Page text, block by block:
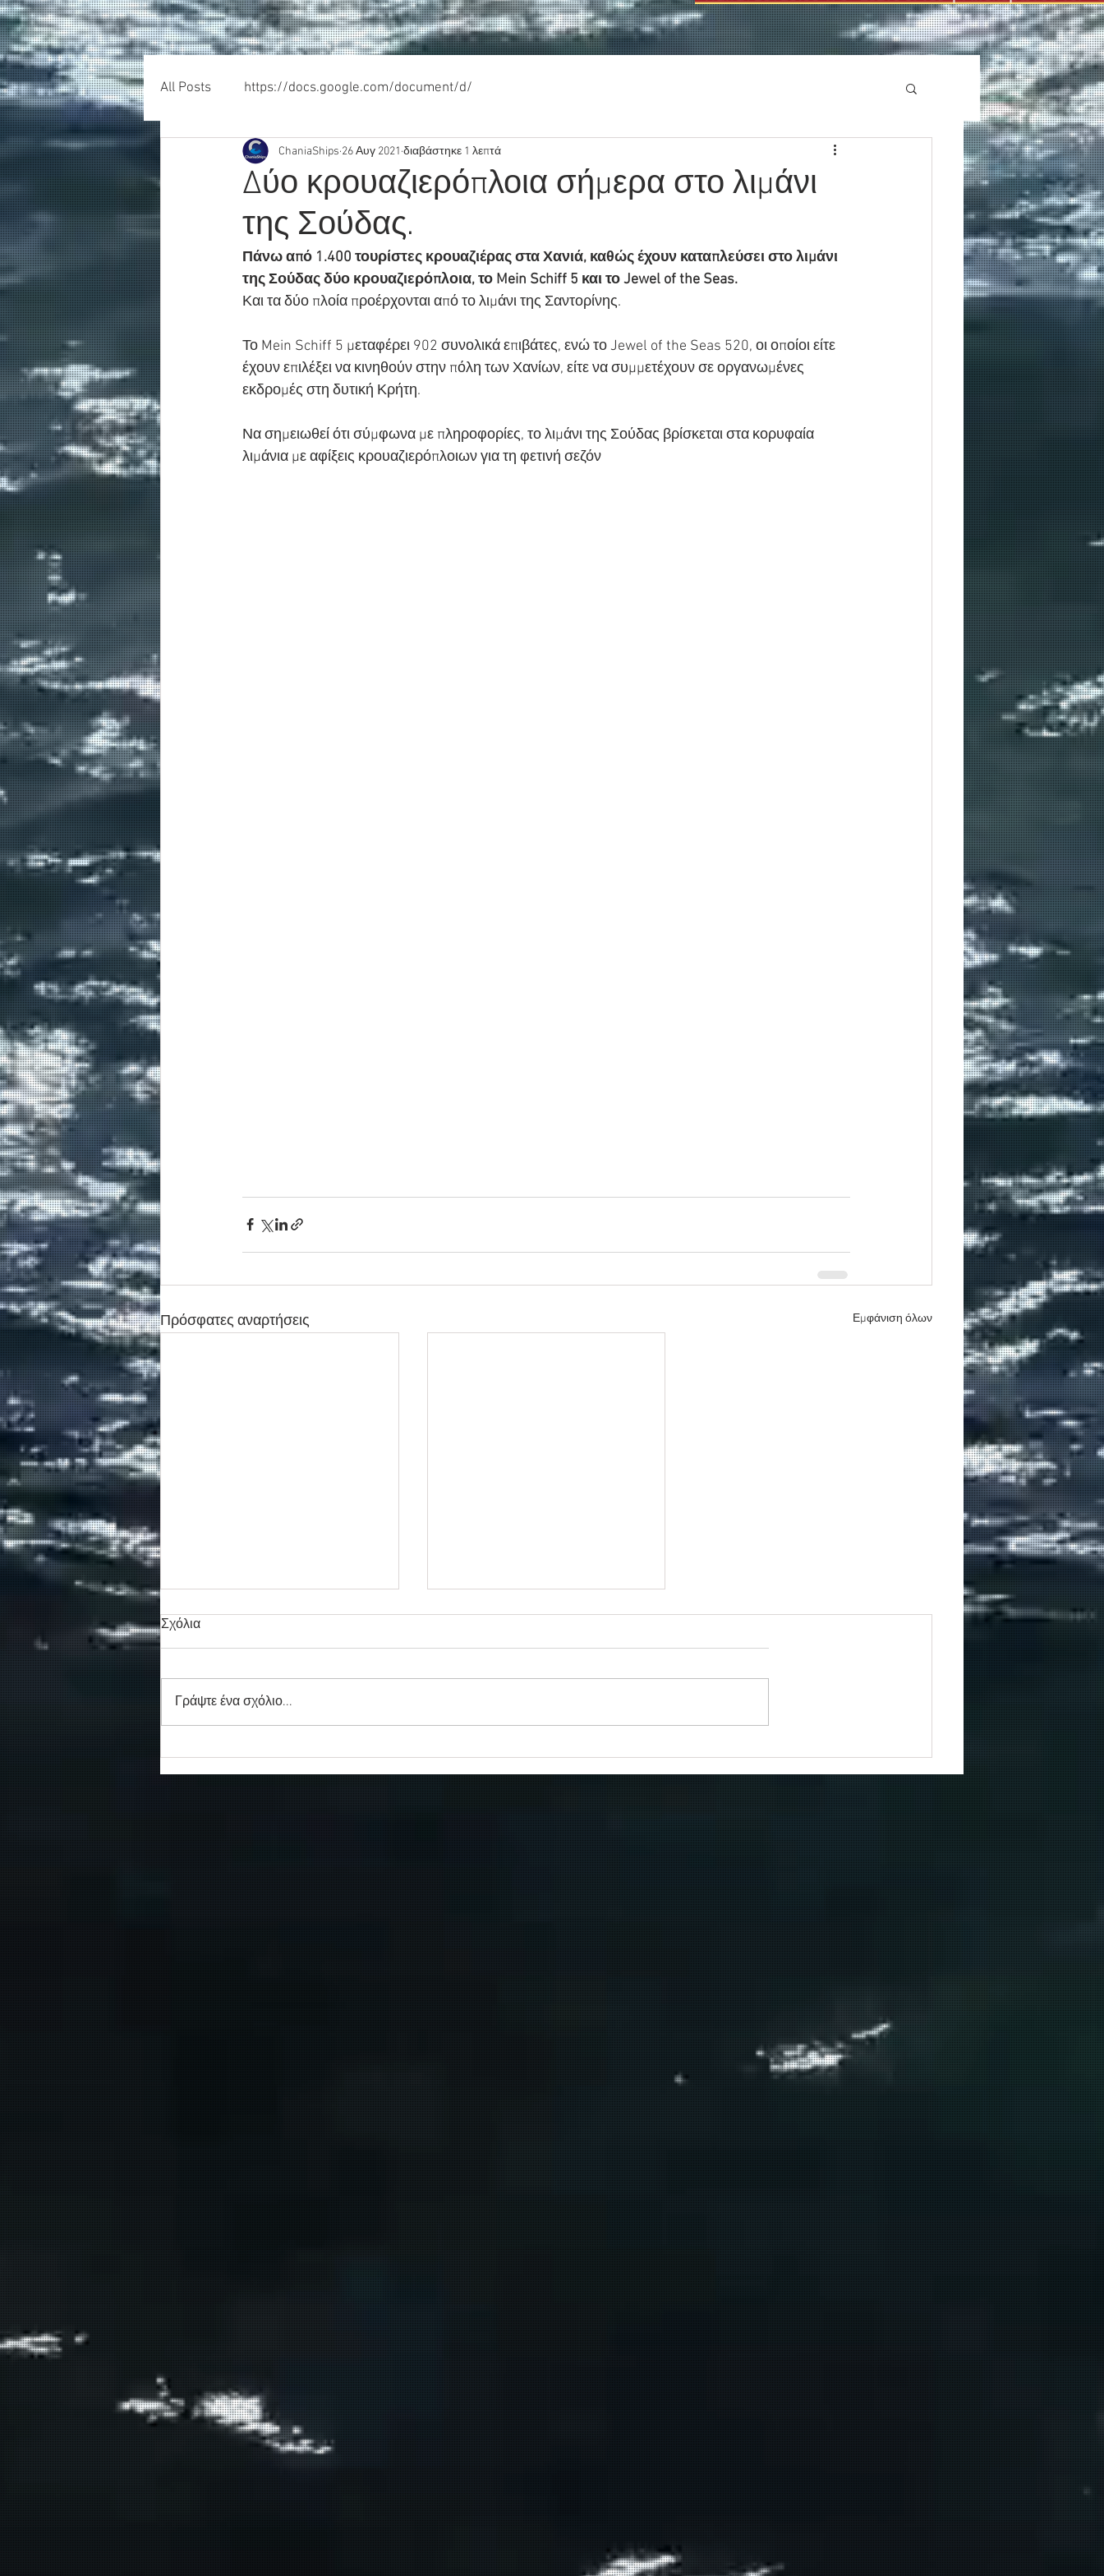
All Posts https://docs.google.com/document/d/
Δύο κρουαζιερόπλοια σήμερα στο λιμάνι
της Σούδας.
ChaniaShips 26 Αυγ 2021 διαβάστηκε 1 λεπτά
Πάνω από 1.400 τουρίστες κρουαζιέρας στα Χανιά, καθώς έχουν καταπλεύσει στο λιμάνι
της Σούδας δύο κρουαζιερόπλοια, το Mein Schiff 5 και το Jewel of the Seas.
Και τα δύο πλοία προέρχονται από το λιμάνι της Σαντορίνης.
Το Mein Schiff 5 μεταφέρει 902 συνολικά επιβάτες, ενώ το Jewel of the Seas 520, οι οποίοι είτε
έχουν επιλέξει να κινηθούν στην πόλη των Χανίων, είτε να συμμετέχουν σε οργανωμένες
εκδρομές στη δυτική Κρήτη.
Να σημειωθεί ότι σύμφωνα με πληροφορίες, το λιμάνι της Σούδας βρίσκεται στα κορυφαία
λιμάνια με αφίξεις κρουαζιερόπλοιων για τη φετινή σεζόν
Πρόσφατες αναρτήσεις Εμφάνιση όλων
Σχόλια
Γράψτε ένα σχόλιο...